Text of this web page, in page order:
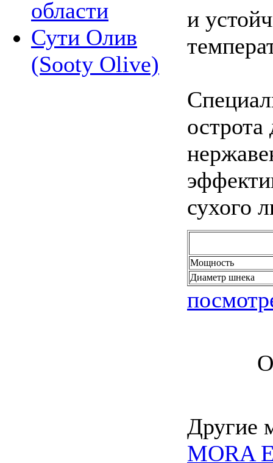
области
Сути Олив
(Sooty Olive)
и
сухого
Мощность
Диаметр шнека
Другие
MORA